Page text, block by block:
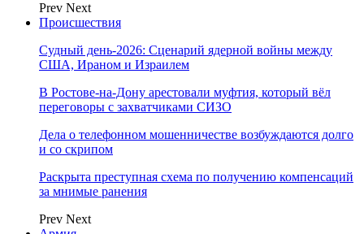
Prev Next
Происшествия
Судный день-2026: Сценарий ядерной войны между
США, Ираном и Израилем
В Ростове-на-Дону арестовали муфтия, который вёл
переговоры с захватчиками СИЗО
Дела о телефонном мошенничестве возбуждаются долго
и со скрипом
Раскрыта преступная схема по получению компенсаций
за мнимые ранения
Prev Next